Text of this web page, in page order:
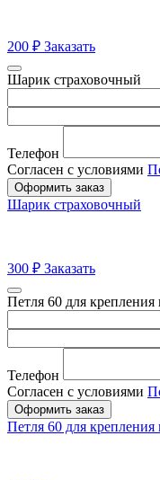
200 ₽ Заказать
Шарик страховочный
Телефон
Согласен с условиями
Оформить заказ
Шарик страховочный
300 ₽ Заказать
Петля 60 для крепления
Телефон
Согласен с условиями
Оформить заказ
Петля 60 для крепления